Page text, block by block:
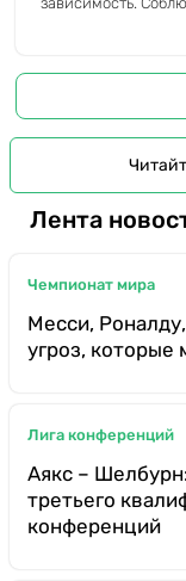
Лента
Чемпионат мира
Месси,
угроз, которые
Лига конференций
Аякс –
третьего
конференций